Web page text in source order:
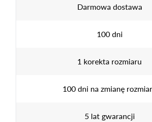
Darmowa dostawa
100 dni
1 korekta rozmiaru
100 dni na zmianę
5 lat gwarancji